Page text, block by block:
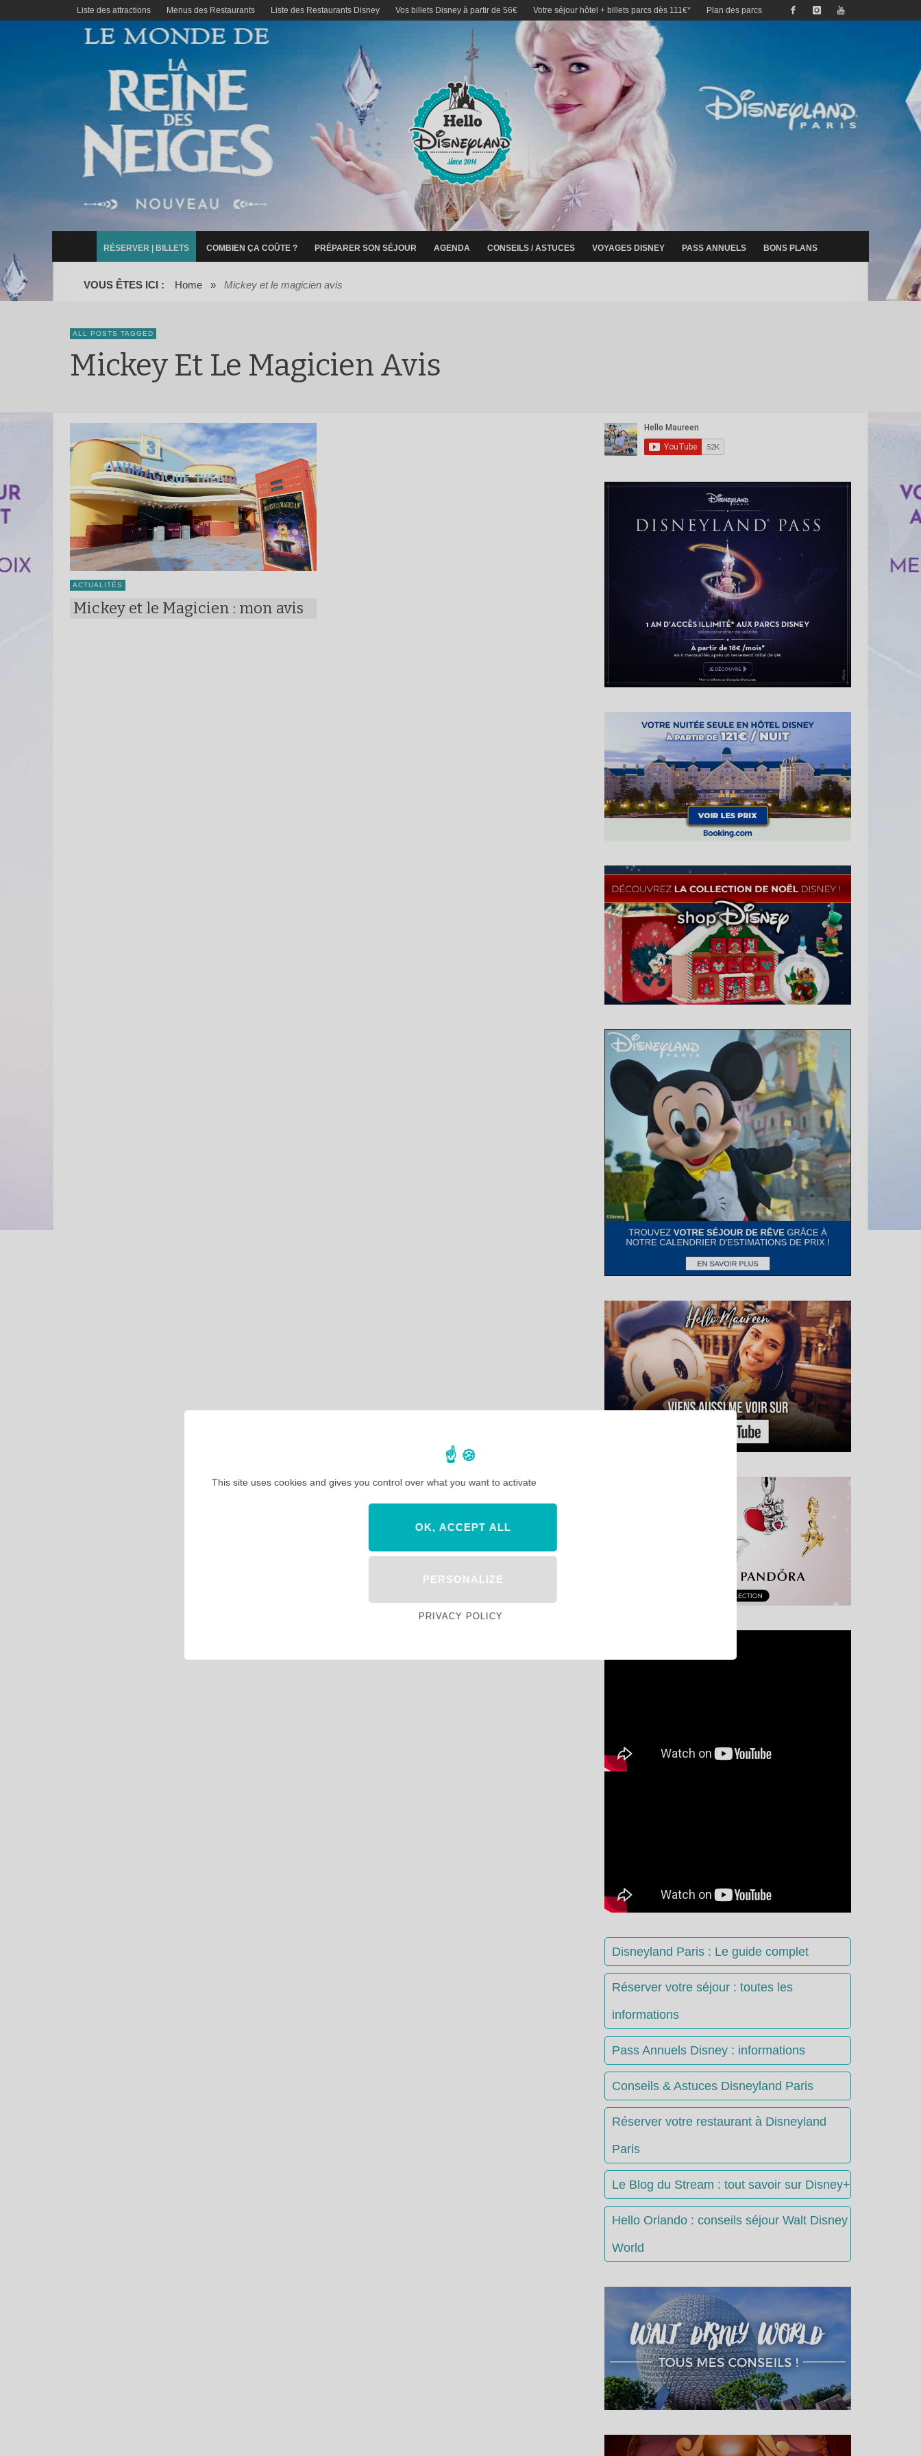
Liste des attractions Menus des Restaurants Liste des Restaurants Disney Vos billets Disney à partir de 56€ Votre séjour hôtel + billets parcs dès 111€* Plan des parcs
RÉSERVER | BILLETS COMBIEN ÇA COÛTE ? PRÉPARER SON SÉJOUR AGENDA CONSEILS / ASTUCES VOYAGES DISNEY PASS ANNUELS BONS PLANS
VOUS ÊTES ICI : Home » Mickey et le magicien avis
ALL POSTS TAGGED
Mickey Et Le Magicien Avis
ACTUALITÉS
Mickey et le Magicien : mon avis
Disneyland Paris : Le guide complet
Réserver votre séjour : toutes les
informations
Pass Annuels Disney : informations
Conseils & Astuces Disneyland Paris
Réserver votre restaurant à Disneyland
Paris
Le Blog du Stream : tout savoir sur Disney+
Hello Orlando : conseils séjour Walt Disney
World
This site uses cookies and gives you control over what you want to activate
OK, ACCEPT ALL
PERSONALIZE
PRIVACY POLICY